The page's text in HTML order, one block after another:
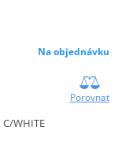
Na objednávku
Porovnat
C/WHITE